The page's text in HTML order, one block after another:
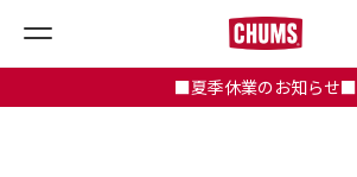
■夏季休業のお知らせ■